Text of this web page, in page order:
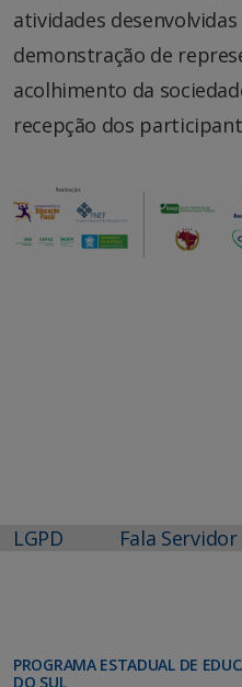
atividades
demonstração de
acolhimento da
recepção dos
LGPD Fala Servidor
PROGRAMA ESTADUAL DE
DO SUL